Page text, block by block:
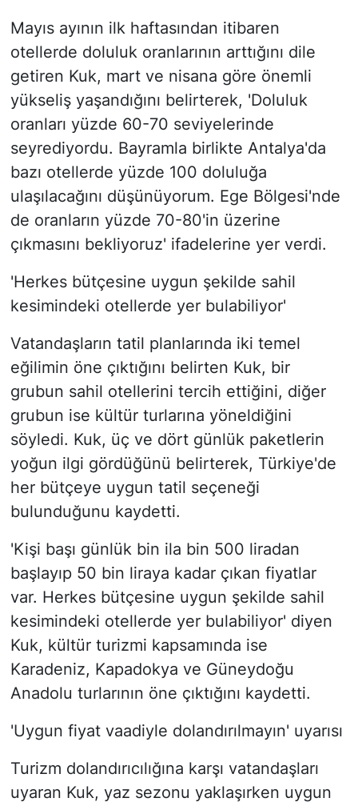
Mayıs ayının ilk haftasından itibaren
otellerde doluluk oranlarının arttığını dile
getiren Kuk, mart ve nisana göre önemli
yükseliş yaşandığını belirterek, 'Doluluk
oranları yüzde 60-70 seviyelerinde
seyrediyordu. Bayramla birlikte Antalya'da
bazı otellerde yüzde 100 doluluğa
ulaşılacağını düşünüyorum. Ege Bölgesi'nde
de oranların yüzde 70-80'in üzerine
çıkmasını bekliyoruz' ifadelerine yer verdi.
'Herkes bütçesine uygun şekilde sahil
kesimindeki otellerde yer bulabiliyor'
Vatandaşların tatil planlarında iki temel
eğilimin öne çıktığını belirten Kuk, bir
grubun sahil otellerini tercih ettiğini, diğer
grubun ise kültür turlarına yöneldiğini
söyledi. Kuk, üç ve dört günlük paketlerin
yoğun ilgi gördüğünü belirterek, Türkiye'de
her bütçeye uygun tatil seçeneği
bulunduğunu kaydetti.
'Kişi başı günlük bin ila bin 500 liradan
başlayıp 50 bin liraya kadar çıkan fiyatlar
var. Herkes bütçesine uygun şekilde sahil
kesimindeki otellerde yer bulabiliyor' diyen
Kuk, kültür turizmi kapsamında ise
Karadeniz, Kapadokya ve Güneydoğu
Anadolu turlarının öne çıktığını kaydetti.
'Uygun fiyat vaadiyle dolandırılmayın' uyarısı
Turizm dolandırıcılığına karşı vatandaşları
uyaran Kuk, yaz sezonu yaklaşırken uygun